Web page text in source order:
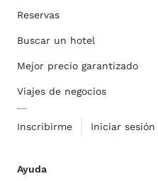
Reservas
Buscar un hotel
Mejor precio garantizado
Viajes de negocios
Inscribirme Iniciar sesión
Ayuda